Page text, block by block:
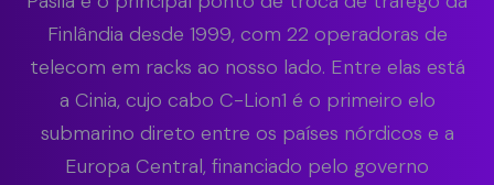
Finlândia desde 1999, com 22 operadoras de
telecom em racks ao nosso lado. Entre elas está
a Cinia, cujo cabo C-Lion1 é o primeiro elo
submarino direto entre os países nórdicos e a
Europa Central, financiado pelo governo